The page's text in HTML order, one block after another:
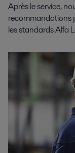
Après le service,
recommandations
les standards Alfa